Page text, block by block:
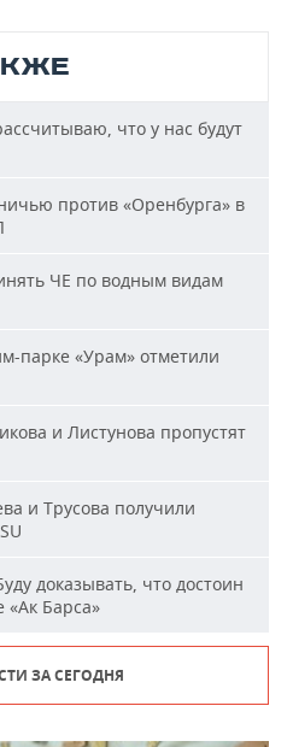
что у нас будут
против «Оренбурга» в
ЧЕ по водным видам
парке «Урам» отметили
и Листунова пропустят
и Трусова получили
доказывать, что достоин
«Ак Барса»
ЗА СЕГОДНЯ